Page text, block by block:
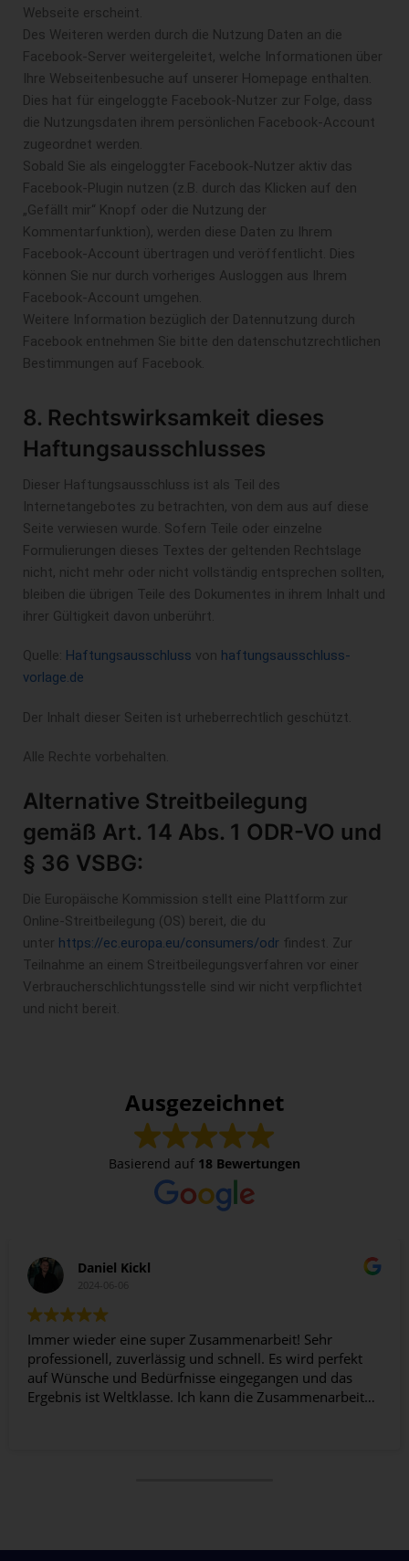
Webseite erscheint.
Des Weiteren werden durch die Nutzung Daten an die
Facebook-Server weitergeleitet, welche Informationen über
Ihre Webseitenbesuche auf unserer Homepage enthalten.
Dies hat für eingeloggte Facebook-Nutzer zur Folge, dass
die Nutzungsdaten ihrem persönlichen Facebook-Account
zugeordnet werden.
Sobald Sie als eingeloggter Facebook-Nutzer aktiv das
Facebook-Plugin nutzen (z.B. durch das Klicken auf den
„Gefällt mir“ Knopf oder die Nutzung der
Kommentarfunktion), werden diese Daten zu Ihrem
Facebook-Account übertragen und veröffentlicht. Dies
können Sie nur durch vorheriges Ausloggen aus Ihrem
Facebook-Account umgehen.
Weitere Information bezüglich der Datennutzung durch
Facebook entnehmen Sie bitte den datenschutzrechtlichen
Bestimmungen auf Facebook.
8. Rechtswirksamkeit dieses
Haftungsausschlusses
Dieser Haftungsausschluss ist als Teil des
Internetangebotes zu betrachten, von dem aus auf diese
Seite verwiesen wurde. Sofern Teile oder einzelne
Formulierungen dieses Textes der geltenden Rechtslage
nicht, nicht mehr oder nicht vollständig entsprechen sollten,
bleiben die übrigen Teile des Dokumentes in ihrem Inhalt und
ihrer Gültigkeit davon unberührt.
Quelle: Haftungsausschluss von haftungsausschluss-
vorlage.de
Der Inhalt dieser Seiten ist urheberrechtlich geschützt.
Alle Rechte vorbehalten.
Alternative Streitbeilegung
gemäß Art. 14 Abs. 1 ODR-VO und
§ 36 VSBG:
Die Europäische Kommission stellt eine Plattform zur
Online-Streitbeilegung (OS) bereit, die du
unter https://ec.europa.eu/consumers/odr findest. Zur
Teilnahme an einem Streitbeilegungsverfahren vor einer
Verbraucherschlichtungsstelle sind wir nicht verpflichtet
und nicht bereit.
Ausgezeichnet
Basierend auf 18 Bewertungen
Daniel Kickl
2024-06-06
Immer wieder eine super Zusammenarbeit! Sehr
professionell, zuverlässig und schnell. Es wird perfekt
auf Wünsche und Bedürfnisse eingegangen und das
Ergebnis ist Weltklasse. Ich kann die Zusammenarbeit